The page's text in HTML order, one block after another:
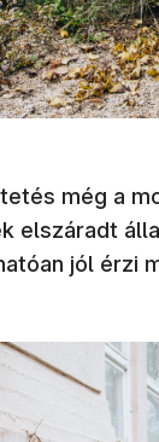
még a
elszáradt
jól érzi